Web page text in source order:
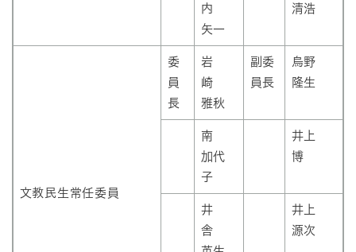
内
矢一
清浩
文教民生常任委員
委
員
長
岩
崎
雅秋
副委
員長
烏野
隆生
南
加代
子
井上
博
井
舎
井上
源次